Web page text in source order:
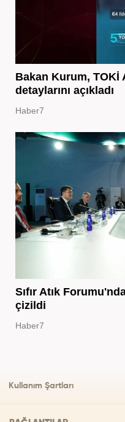
Bakan Kurum, TOKİ
detaylarını açıkladı
Haber7
Sıfır Atık
çizildi
Haber7
Kullanım Şartları